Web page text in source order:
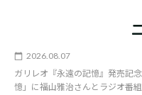
2026.08.07
ガリレオ『永遠の記憶』発売記
憶」に福山雅治さんとラジオ番組